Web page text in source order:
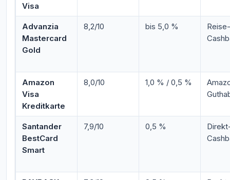
Visa
Advanzia
Mastercard
Gold
8,2/10 bis 5,0 %
Reise-
Amazon
Visa
Kreditkarte
8,0/10 1,0 % / 0,5 %
Santander
BestCard
Smart
7,9/10 0,5 %